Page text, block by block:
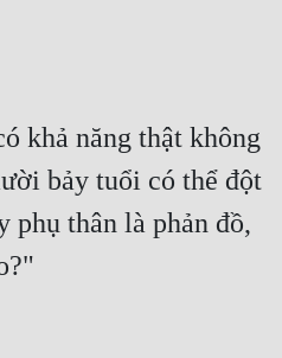
khả năng thật không
bảy tuổi có thể đột
phụ thân là phản đồ,